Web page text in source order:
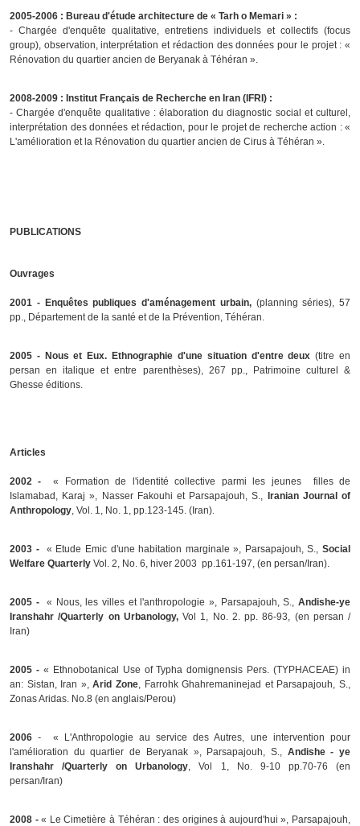
2005-2006 : Bureau d'étude architecture de « Tarh o Memari » :
- Chargée d'enquête qualitative, entretiens individuels et collectifs (focus
group), observation, interprétation et rédaction des données pour le projet : «
Rénovation du quartier ancien de Beryanak à Téhéran ».
2008-2009 : Institut Français de Recherche en Iran (IFRI) :
- Chargée d'enquête qualitative : élaboration du diagnostic social et culturel,
interprétation des données et rédaction, pour le projet de recherche action : «
L'amélioration et la Rénovation du quartier ancien de Cirus à Téhéran ».
PUBLICATIONS
Ouvrages
2001 - Enquêtes publiques d'aménagement urbain,(planning séries), 57
pp., Département de la santé et de la Prévention, Téhéran.
2005 - Nous et Eux. Ethnographie d'une situation d'entre deux (titre en
persan en italique et entre parenthèses), 267 pp., Patrimoine culturel &
Ghesse éditions.
Articles
2002 -« Formation de l'identité collective parmi les jeunes filles de
Islamabad, Karaj », Nasser Fakouhi et Parsapajouh, S.,
Iranian Journal of
Anthropology, Vol. 1, No. 1, pp.123-145. (Iran).
2003 - « Etude Emic d'une habitation marginale », Parsapajouh, S.,Social
Welfare Quarterly Vol. 2, No. 6, hiver 2003 pp.161-197, (en persan/Iran).
2005 - « Nous, les villes et l'anthropologie », Parsapajouh, S., Andishe-ye
Iranshahr /Quarterly on Urbanology,Vol 1, No. 2. pp. 86-93, (en persan /
Iran)
2005 - « Ethnobotanical Use of Typha domignensis Pers. (TYPHACEAE) in
an: Sistan, Iran »,Arid Zone, Farrohk Ghahremaninejad et Parsapajouh, S.,
Zonas Aridas. No.8 (en anglais/Perou)
2006 - «
L'Anthropologie au service des Autres, une intervention pour
l'amélioration du quartier de Beryanak», Parsapajouh, S., Andishe - ye
Iranshahr /Quarterly on Urbanology, Vol 1, No. 9-10 pp.70-76 (en
persan/Iran)
2008 -« Le Cimetière à Téhéran : des origines à aujourd'hui », Parsapajouh,